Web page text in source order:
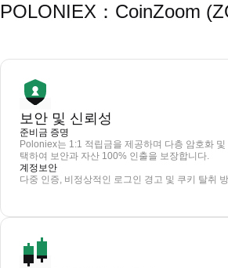
POLONIEX：CoinZoom
보안 및 신뢰성
준비금 증명
Poloniex는 1:1 적립금을 제공하며 다층 암호화 및
택하여 보안과 자산 100% 인출을 보장합니다.
계정보안
다중 인증, 비정상적인 로그인 경고 및 쿠키 탈취